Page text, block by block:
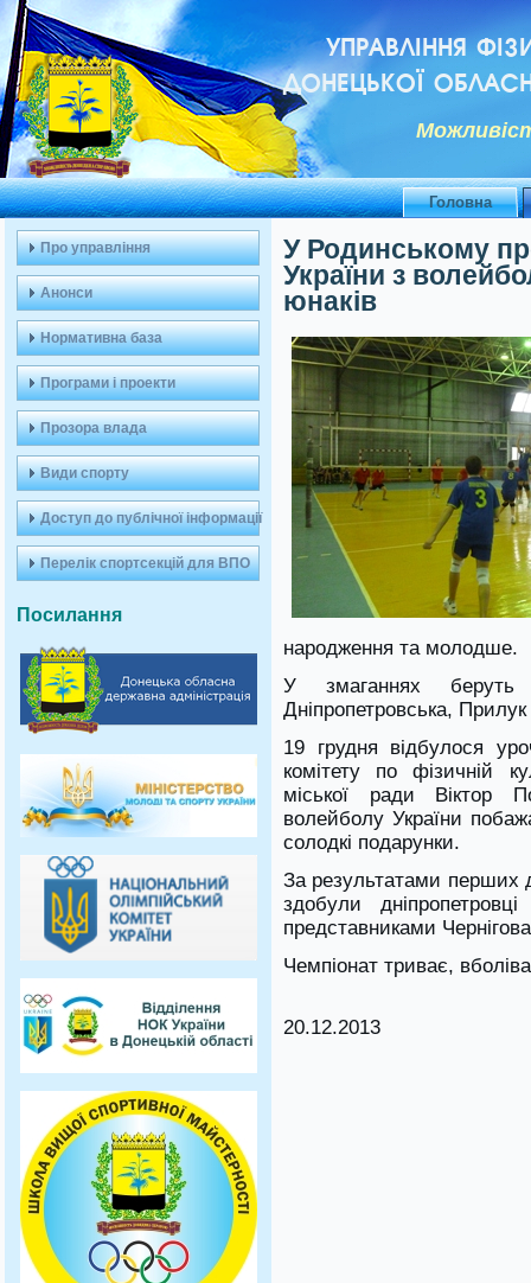
УПРАВЛІННЯ
ДОНЕЦЬКОЇ
Головна
Про управління
Анонси
Нормативна база
Програми і проекти
Прозора влада
Види спорту
Доступ до публічної інформації
Перелік спортсекцій для ВПО
Посилання
У Родинському
України з
юнаків
народження та молодше.
У змаганнях беруть
Дніпропетровська,
19 грудня відбулося
комітету по фізичній
міської ради Віктор
волейболу України
солодкі подарунки.
За результатами перших
здобули
представниками
Чемпіонат триває,
20.12.2013